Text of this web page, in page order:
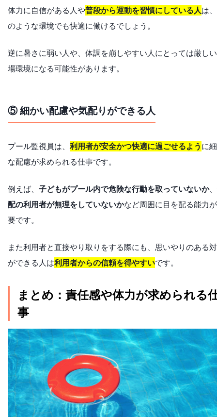
体力に自信がある人や普段から運動を習慣にしている人は
のような環境でも快適に働けるでしょう。
逆に暑さに弱い人や、体調を崩しやすい人にとっては厳し
場環境になる可能性があります。
⑤ 細かい配慮や気配りができる人
プール監視員は、 利用者が安全かつ快適に過ごせるように
な配慮が求められる仕事です。
例えば、 子どもがプール内で危険な行動を取っていないか、
配の利用者が無理をしていないかなど周囲に目を配る能力
要です。
また利用者と直接やり取りをする際にも、思いやりのある
ができる人は利用者からの信頼を得やすいです。
まとめ：責任感や体力が求められる
事